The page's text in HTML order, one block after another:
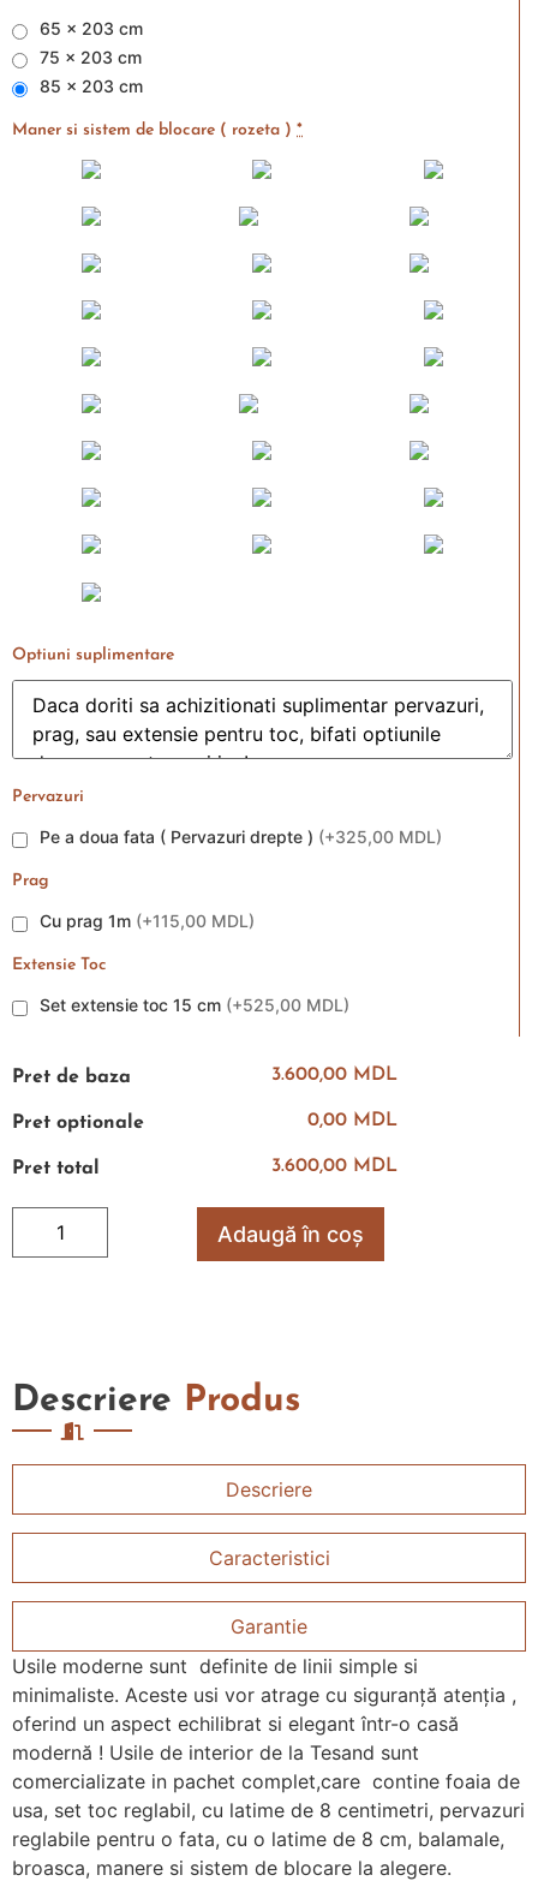
65 x 203 cm
75 x 203 cm
85 x 203 cm
Maner si sistem de blocare ( rozeta ) *
Optiuni suplimentare
Pervazuri
Pe a doua fata ( Pervazuri drepte ) (+325,00 MDL)
Prag
Cu prag 1m (+115,00 MDL)
Extensie Toc
Set extensie toc 15 cm (+525,00 MDL)
Pret de baza 3.600,00 MDL
Pret optionale 0,00 MDL
Pret total 3.600,00 MDL
Adaugă în coș
Descriere Produs
Descriere
Caracteristici
Garantie
Usile moderne sunt definite de linii simple si
minimaliste. Aceste usi vor atrage cu siguranță atenția ,
oferind un aspect echilibrat si elegant într-o casă
modernă ! Usile de interior de la Tesand sunt
comercializate in pachet complet,care contine foaia de
usa, set toc reglabil, cu latime de 8 centimetri, pervazuri
reglabile pentru o fata, cu o latime de 8 cm, balamale,
broasca, manere si sistem de blocare la alegere.